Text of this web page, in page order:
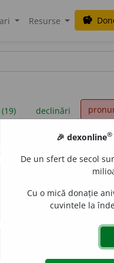
Resurse savings
declinări
sunt compilate de
reordona filele pe
surse
🎉 dexonline®
De un sfert de secol
Cu o mică donație
cuvintele la